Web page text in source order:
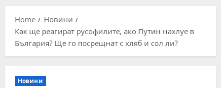
Home
Новини
Как ще реагират русофилите, ако Путин нахлуе в
България? Ще го посрещнат с хляб и сол ли?
Новини